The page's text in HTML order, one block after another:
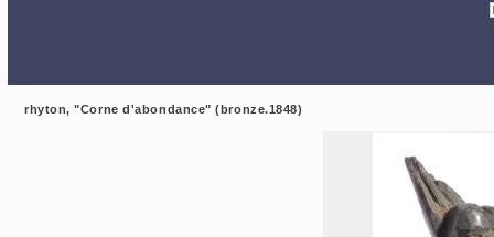
rhyton, "Corne d'abondance" (bronze.1848)